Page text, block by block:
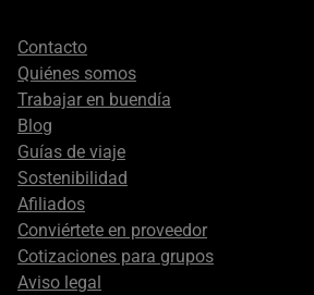
Footer
secondary
Contacto
Quiénes somos
Trabajar en buendía
Blog
Guías de viaje
Sostenibilidad
Afiliados
Conviértete en proveedor
Cotizaciones para grupos
Aviso legal